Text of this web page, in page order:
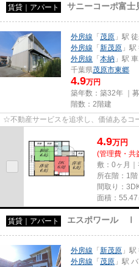
賃貸｜アパート サニーコーポ富
外房線 「茂原 」駅
外房線 「新茂原 」
外房線 「本納 」駅
千葉県茂原市東郷
4.9万円
築年数：築32年 ｜募
階数：2階建
☆不動産サービスを追求し、価値あるコ
4.9万円
(管理費・共
敷：0ヶ月
所在階：1階
間取り：
面積：55.47
賃貸｜アパート エスポワール Ⅰ
外房線 「新茂原 」
外房線 「茂原 」駅